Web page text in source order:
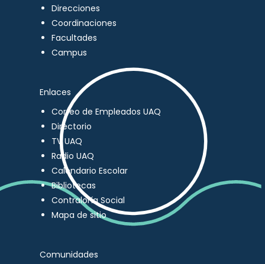
Direcciones
Coordinaciones
Facultades
Campus
Enlaces
Correo de Empleados UAQ
Directorio
TV UAQ
Radio UAQ
Calendario Escolar
Bibliotecas
Contraloría Social
Mapa de sitio
Comunidades